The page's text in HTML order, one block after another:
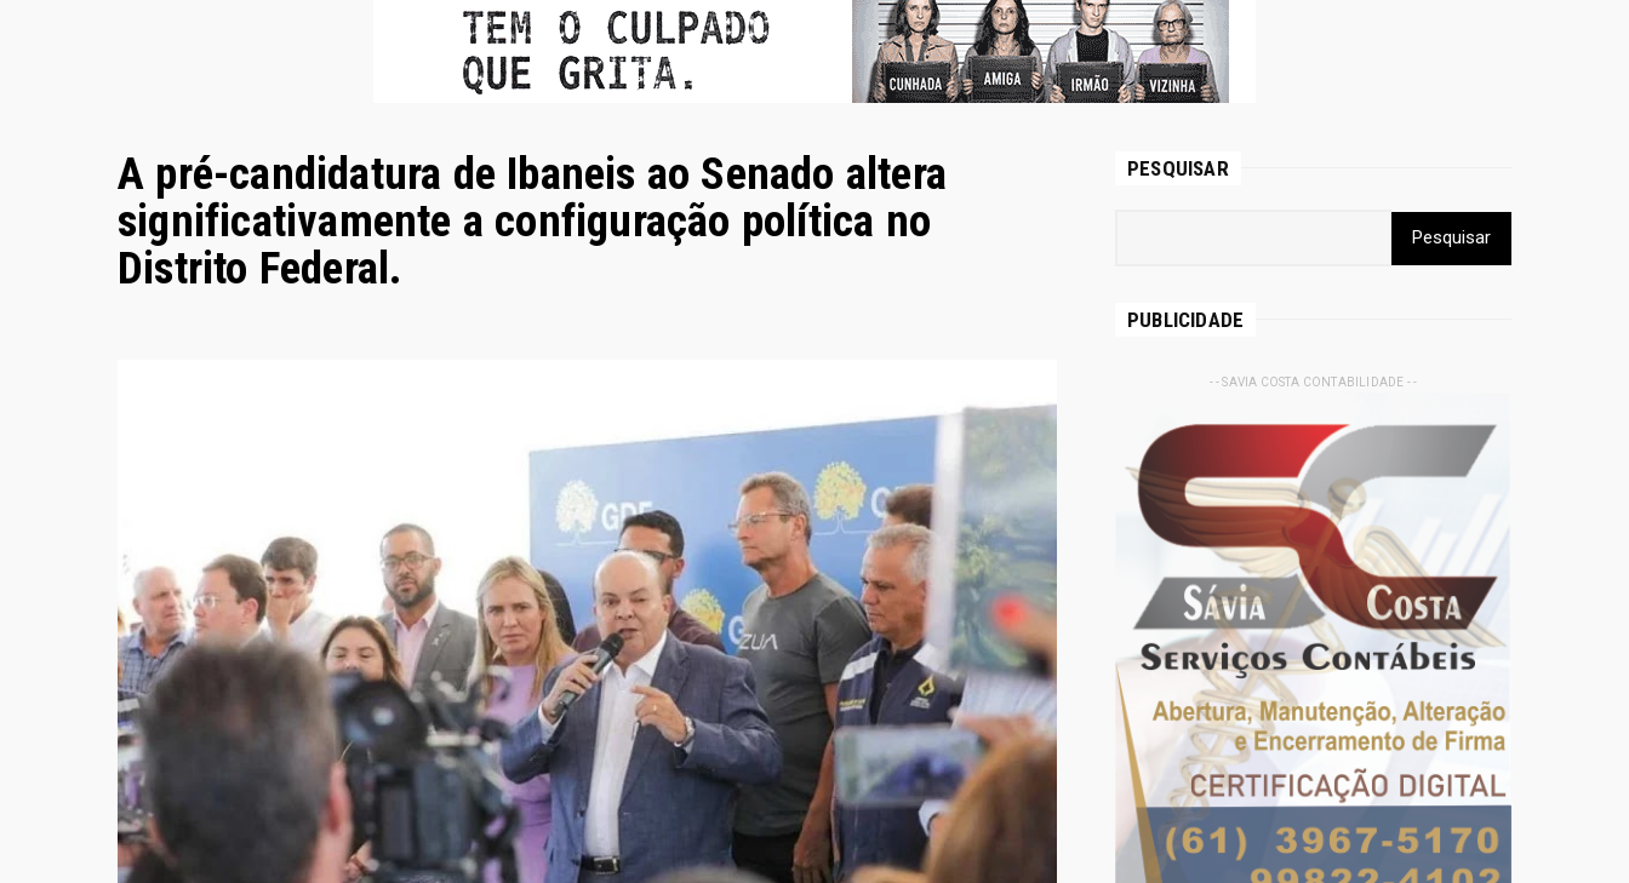
A pré-candidatura de Ibaneis ao Senado altera
significativamente a configuração política no
Distrito Federal.
PESQUISAR
PUBLICIDADE
- - SAVIA COSTA CONTABILIDADE - -